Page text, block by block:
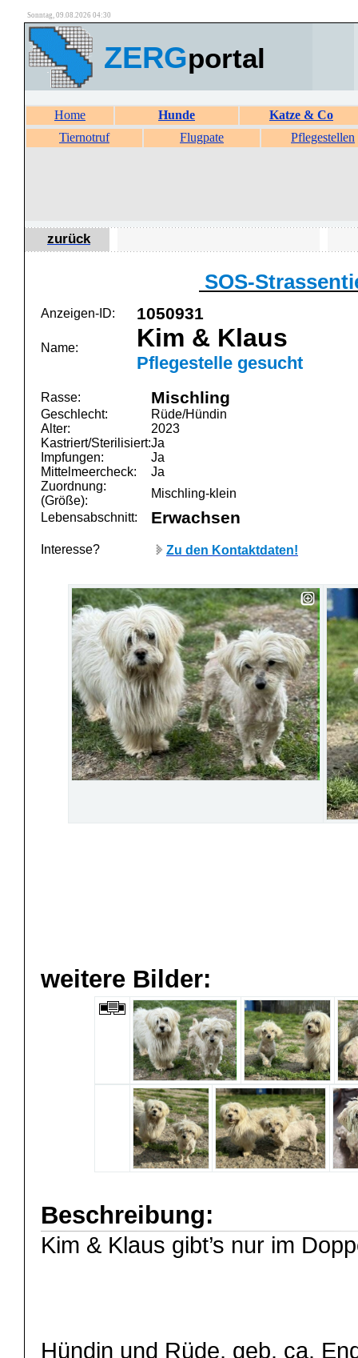
Sonntag, 09.08.2026 04:30
ZERGportal
Home Hunde
Katze & Co
Tiernotruf
Flugpate Pflegestellen
zurück
SOS-
Anzeigen-ID: 1050931
Name: Kim & Klaus
Pflegestelle gesucht
Rasse: Mischling
Geschlecht:
Rüde/Hündin
Alter:
2023
Kastriert/Sterilisiert:Ja
Impfungen:
Ja
Mittelmeercheck:
Ja
Zuordnung:
(Größe):
Mischling-klein
Lebensabschnitt:
Erwachsen
Interesse? Zu den Kontaktdaten!
weitere Bilder:
Beschreibung:
Kim & Klaus gibt’s nur im
Hündin und Rüde, geb. ca.